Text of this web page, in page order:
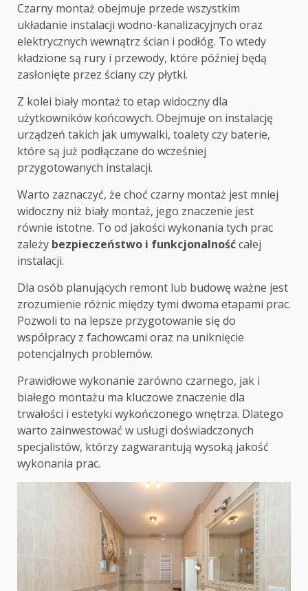
Czarny montaż obejmuje przede wszystkim
układanie instalacji wodno-kanalizacyjnych oraz
elektrycznych wewnątrz ścian i podłóg. To wtedy
kładzione są rury i przewody, które później będą
zasłonięte przez ściany czy płytki.
Z kolei biały montaż to etap widoczny dla
użytkowników końcowych. Obejmuje on instalację
urządzeń takich jak umywalki, toalety czy baterie,
które są już podłączane do wcześniej
przygotowanych instalacji.
Warto zaznaczyć, że choć czarny montaż jest mniej
widoczny niż biały montaż, jego znaczenie jest
równie istotne. To od jakości wykonania tych prac
zależy bezpieczeństwo i funkcjonalnośćcałej
instalacji.
Dla osób planujących remont lub budowę ważne jest
zrozumienie różnic między tymi dwoma etapami prac.
Pozwoli to na lepsze przygotowanie się do
współpracy z fachowcami oraz na uniknięcie
potencjalnych problemów.
Prawidłowe wykonanie zarówno czarnego, jak i
białego montażu ma kluczowe znaczenie dla
trwałości i estetyki wykończonego wnętrza. Dlatego
warto zainwestować w usługi doświadczonych
specjalistów, którzy zagwarantują wysoką jakość
wykonania prac.